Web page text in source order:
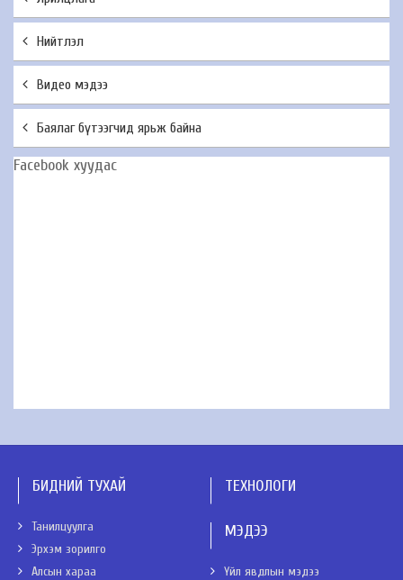
Нийтлэл
Видео мэдээ
Баялаг бүтээгчид ярьж байна
Facebook хуудас
БИДНИЙ ТУХАЙ
Танилцуулга
Эрхэм зорилго
Алсын хараа
ТЕХНОЛОГИ
МЭДЭЭ
Үйл явдлын мэдээ